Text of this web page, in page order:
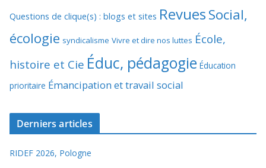
Questions de clique(s) : blogs et sites RevuesSocial,
écologie syndicalisme Vivre et dire nos luttes École,
histoire et Cie Éduc, pédagogie Éducation
prioritaire Émancipation et travail social
Derniers articles
RIDEF 2026, Pologne